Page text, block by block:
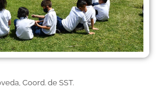
Coord. de SST.